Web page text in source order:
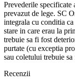
Prevederile
prevazut de lege. SC
integrala cu conditia
stare in care erau la
trebuie sa fi fost
purtate (cu exceptia
sau coletului trebuie sa
Recenzii